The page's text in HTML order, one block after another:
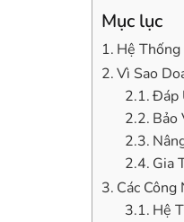
Mục lục
Hệ Thống
Vì Sao
Đáp
Bảo
Gia
Các
Hệ